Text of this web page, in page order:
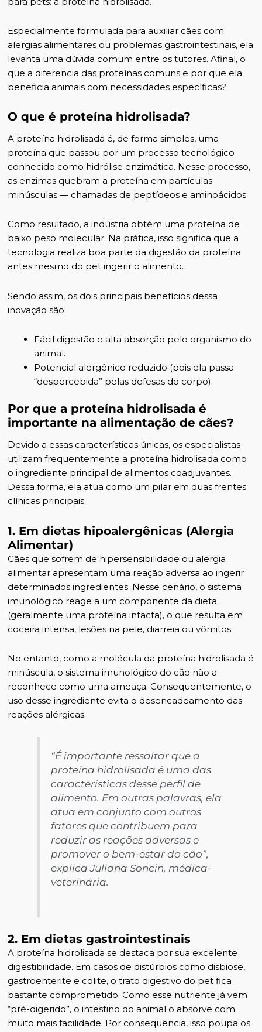
Especialmente formulada para auxiliar cães com
alergias alimentares ou problemas gastrointestinais, ela
levanta uma dúvida comum entre os tutores. Afinal, o
que a diferencia das proteínas comuns e por que ela
beneficia animais com necessidades específicas?
O que é proteína hidrolisada?
A proteína hidrolisada é, de forma simples, uma
proteína que passou por um processo tecnológico
conhecido como hidrólise enzimática. Nesse processo,
as enzimas quebram a proteína em partículas
minúsculas — chamadas de peptídeos e aminoácidos.
Como resultado, a indústria obtém uma proteína de
baixo peso molecular. Na prática, isso significa que a
tecnologia realiza boa parte da digestão da proteína
antes mesmo do pet ingerir o alimento.
Sendo assim, os dois principais benefícios dessa
inovação são:
Fácil digestão e alta absorção pelo organismo do
animal.
Potencial alergênico reduzido (pois ela passa
“despercebida” pelas defesas do corpo).
Por que a proteína hidrolisada é
importante na alimentação de cães?
Devido a essas características únicas, os especialistas
utilizam frequentemente a proteína hidrolisada como
o ingrediente principal de alimentos coadjuvantes.
Dessa forma, ela atua como um pilar em duas frentes
clínicas principais:
1. Em dietas hipoalergênicas (Alergia
Alimentar)
Cães que sofrem de hipersensibilidade ou alergia
alimentar apresentam uma reação adversa ao ingerir
determinados ingredientes. Nesse cenário, o sistema
imunológico reage a um componente da dieta
(geralmente uma proteína intacta), o que resulta em
coceira intensa, lesões na pele, diarreia ou vômitos.
No entanto, como a molécula da proteína hidrolisada é
minúscula, o sistema imunológico do cão não a
reconhece como uma ameaça. Consequentemente, o
uso desse ingrediente evita o desencadeamento das
reações alérgicas.
“É importante ressaltar que a
proteína hidrolisada é uma das
características desse perfil de
alimento. Em outras palavras, ela
atua em conjunto com outros
fatores que contribuem para
reduzir as reações adversas e
promover o bem-estar do cão”,
explica Juliana Soncin, médica-
veterinária.
2. Em dietas gastrointestinais
A proteína hidrolisada se destaca por sua excelente
digestibilidade. Em casos de distúrbios como disbiose,
gastroenterite e colite, o trato digestivo do pet fica
bastante comprometido. Como esse nutriente já vem
“pré-digerido”, o intestino do animal o absorve com
muito mais facilidade. Por consequência, isso poupa os